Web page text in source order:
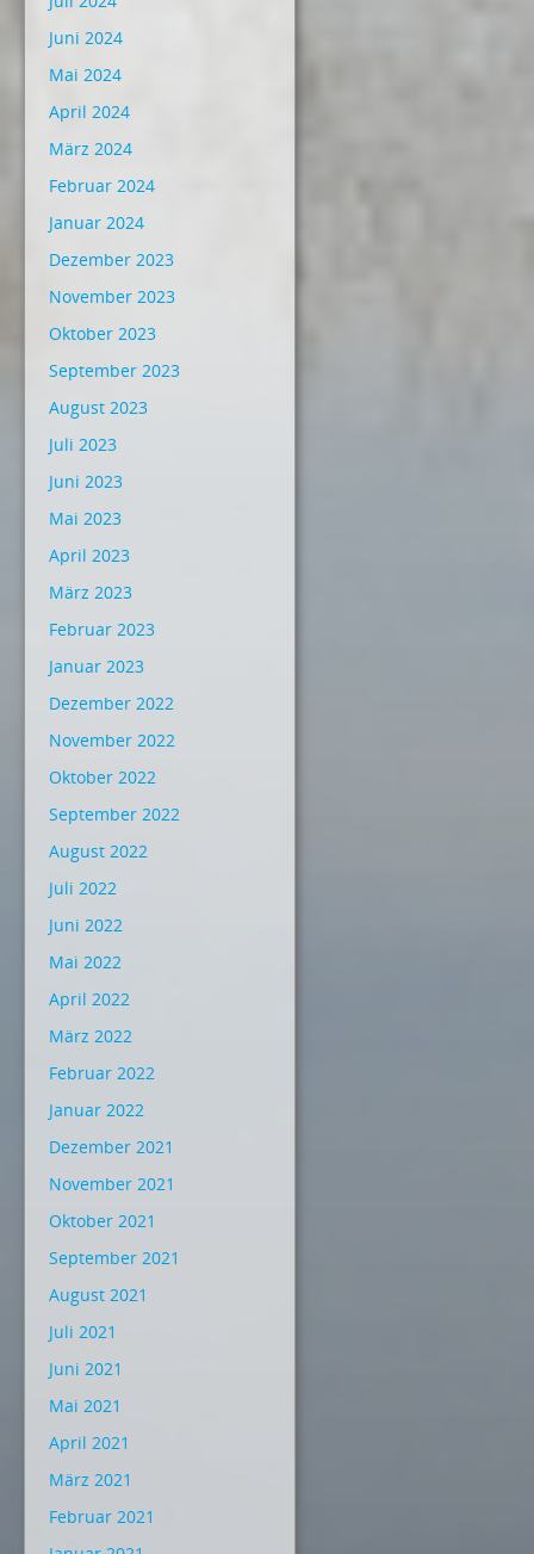
Juni 2024
Mai 2024
April 2024
März 2024
Februar 2024
Januar 2024
Dezember 2023
November 2023
Oktober 2023
September 2023
August 2023
Juli 2023
Juni 2023
Mai 2023
April 2023
März 2023
Februar 2023
Januar 2023
Dezember 2022
November 2022
Oktober 2022
September 2022
August 2022
Juli 2022
Juni 2022
Mai 2022
April 2022
März 2022
Februar 2022
Januar 2022
Dezember 2021
November 2021
Oktober 2021
September 2021
August 2021
Juli 2021
Juni 2021
Mai 2021
April 2021
März 2021
Februar 2021